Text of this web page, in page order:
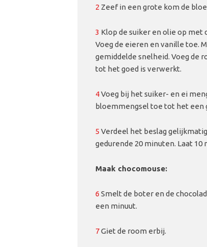
2 Zeef in een grote kom de
3 Klop de suiker en olie op met
Voeg de eieren en vanille toe.
gemiddelde snelheid. Voeg de
tot het goed is verwerkt.
4Voeg bij het suiker- en ei
bloemmengsel toe tot het een
5 Verdeel het beslag
gedurende 20 minuten. Laat
Maak chocomouse:
6 Smelt de boter en de
een minuut.
7Giet de room erbij.